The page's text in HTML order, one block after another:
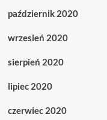
październik 2020
wrzesień 2020
sierpień 2020
lipiec 2020
czerwiec 2020